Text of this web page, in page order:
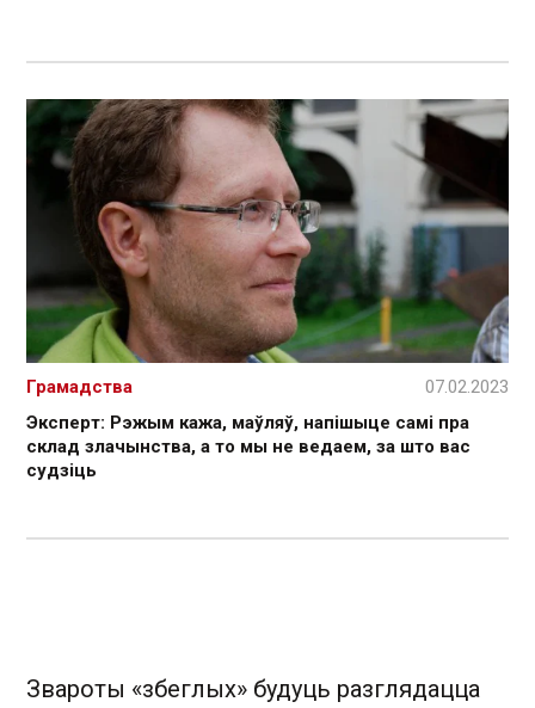
Эксперт: Рэжым кажа, маўляў, напішыце самі пра
склад злачынства, а то мы не ведаем, за што вас
судзіць
Грамадства 07.02.2023
Звароты «збеглых» будуць разглядацца